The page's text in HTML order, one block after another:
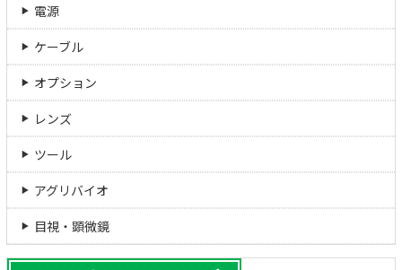
電源
ケーブル
オプション
レンズ
ツール
アグリバイオ
目視・顕微鏡